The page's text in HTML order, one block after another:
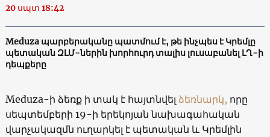
20 սպտ 18:42
Meduza պարբերականը պատմում է, թե ինչպես է Կրեմլը
պետական ​​ԶԼՄ-ներին խորհուրդ տալիս լուսաբանել ԼՂ-ի
դեպքերը
Meduza-ի ձեռք ի տակ է հայտնվել ձեռնարկ, որը
սեպտեմբերի 19-ի երեկոյան նախագահական
վարչակազմն ուղարկել է պետական ​​և Կրեմլին